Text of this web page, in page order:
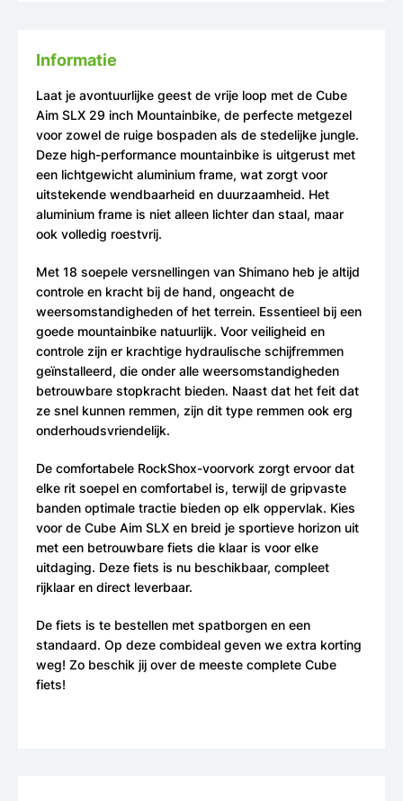
Informatie
Laat je avontuurlijke geest de vrije loop met de Cube
Aim SLX 29 inch Mountainbike, de perfecte metgezel
voor zowel de ruige bospaden als de stedelijke jungle.
Deze high-performance mountainbike is uitgerust met
een lichtgewicht aluminium frame, wat zorgt voor
uitstekende wendbaarheid en duurzaamheid. Het
aluminium frame is niet alleen lichter dan staal, maar
ook volledig roestvrij.
Met 18 soepele versnellingen van Shimano heb je altijd
controle en kracht bij de hand, ongeacht de
weersomstandigheden of het terrein. Essentieel bij een
goede mountainbike natuurlijk. Voor veiligheid en
controle zijn er krachtige hydraulische schijfremmen
geïnstalleerd, die onder alle weersomstandigheden
betrouwbare stopkracht bieden. Naast dat het feit dat
ze snel kunnen remmen, zijn dit type remmen ook erg
onderhoudsvriendelijk.
De comfortabele RockShox-voorvork zorgt ervoor dat
elke rit soepel en comfortabel is, terwijl de gripvaste
banden optimale tractie bieden op elk oppervlak. Kies
voor de Cube Aim SLX en breid je sportieve horizon uit
met een betrouwbare fiets die klaar is voor elke
uitdaging. Deze fiets is nu beschikbaar, compleet
rijklaar en direct leverbaar.
De fiets is te bestellen met spatborgen en een
standaard. Op deze combideal geven we extra korting
weg! Zo beschik jij over de meeste complete Cube
fiets!